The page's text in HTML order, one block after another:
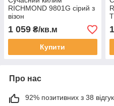
RICHMOND 9801G сірий з
візон
1 059 ₴/кв.м
Купити
Про нас
92% позитивних з 38